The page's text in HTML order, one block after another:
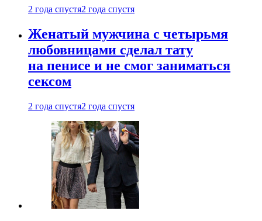
2 года спустя2 года спустя
Женатый мужчина с четырьмя
любовницами сделал тату
на пенисе и не смог заниматься
сексом
2 года спустя2 года спустя